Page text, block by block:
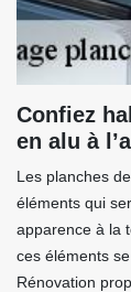
Confiez
en alu à
Les planches
éléments qui
apparence à la
ces éléments
Rénovation